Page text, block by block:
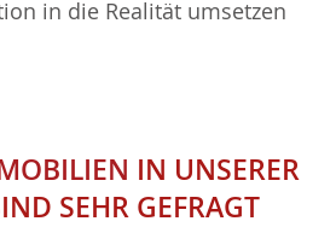
in die Realität umsetzen
IN UNSERER
SEHR GEFRAGT